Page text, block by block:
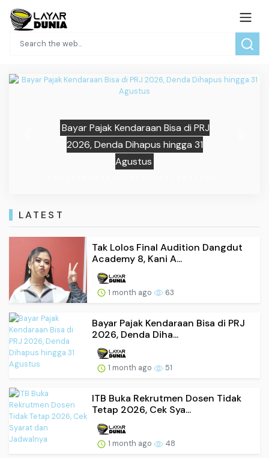
Bayar Pajak Kendaraan Bisa di PRJ
2026, Denda Dihapus hingga 31
Agustus
LATEST
Tak Lolos Final Audition Dangdut
Academy 8, Kani A...
1 month ago 63
Bayar Pajak Kendaraan Bisa di PRJ
2026, Denda Diha...
1 month ago 51
ITB Buka Rekrutmen Dosen Tidak
Tetap 2026, Cek Sya...
1 month ago 48